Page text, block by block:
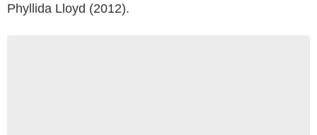
Phyllida Lloyd (2012).